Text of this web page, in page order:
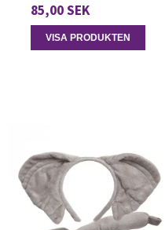
85,00 SEK
VISA PRODUKTEN